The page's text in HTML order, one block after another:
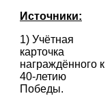
Источники:
1) Учётная
карточка
награждённого к
40-летию
Победы.